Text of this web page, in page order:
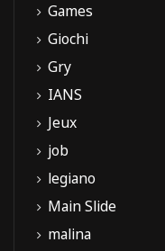
Games
Giochi
Gry
IANS
Jeux
job
legiano
Main Slide
malina